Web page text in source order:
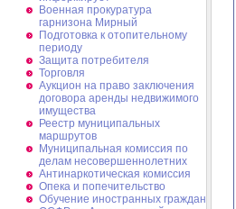
Военная прокуратура
гарнизона Мирный
Подготовка к отопительному
периоду
Защита потребителя
Торговля
Аукцион на право заключения
договора аренды недвижимого
имущества
Реестр муниципальных
маршрутов
Муниципальная комиссия по
делам несовершеннолетних
Антинаркотическая комиссия
Опека и попечительство
Обучение иностранных граждан